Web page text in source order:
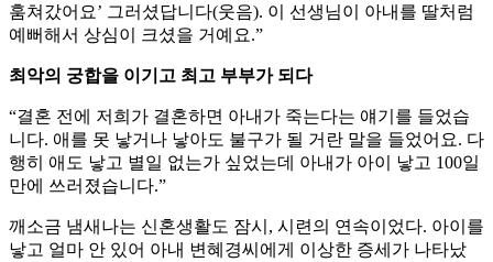
훔쳐갔어요’ 그러셨답니다(웃음). 이 선생님이 아내를 딸처럼
예뻐해서 상심이 크셨을 거예요.”
최악의 궁합을 이기고 최고 부부가 되다
“결혼 전에 저희가 결혼하면 아내가 죽는다는 얘기를 들었습
니다. 애를 못 낳거나 낳아도 불구가 될 거란 말을 들었어요. 다
행히 애도 낳고 별일 없는가 싶었는데 아내가 아이 낳고 100일
만에 쓰러졌습니다.”
깨소금 냄새나는 신혼생활도 잠시, 시련의 연속이었다. 아이를
낳고 얼마 안 있어 아내 변혜경씨에게 이상한 증세가 나타났